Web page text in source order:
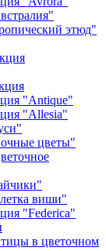
этюд"
"Antique"
"Allesia"
цветы"
виши"
"Federica"
в цветочном